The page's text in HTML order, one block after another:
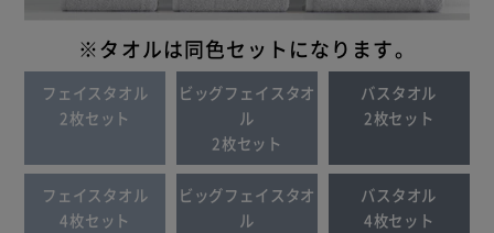
※タオルは同色セットになります。
フェイスタオル
2枚セット
ビッグフェイスタオ
ル
2枚セット
バスタオル
2枚セット
フェイスタオル
4枚セット
ビッグフェイスタオ
ル
バスタオル
4枚セット